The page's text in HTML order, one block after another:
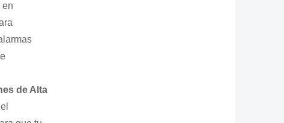
en
de Alta